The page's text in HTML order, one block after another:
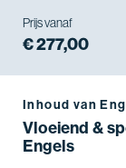
Prijs vanaf
€ 277,00
Inhoud van
Vloeiend &
Engels